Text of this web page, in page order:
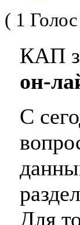
( 1
КАП
он-
С
Для